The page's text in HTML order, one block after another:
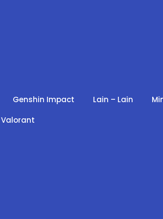
Genshin Impact Lain – Lain
Valorant